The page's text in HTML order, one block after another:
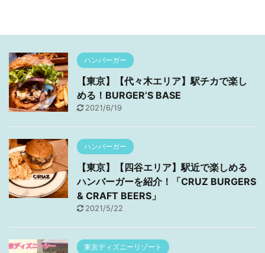
ハンバーガー
【東京】【代々木エリア】駅チカで楽し
める！BURGER’S BASE
2021/6/19
ハンバーガー
【東京】【四谷エリア】駅近で楽しめる
ハンバーガーを紹介！「CRUZ BURGERS
& CRAFT BEERS」
2021/5/22
東京ディズニーリゾート